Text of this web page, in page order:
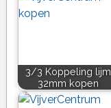
3/3 Koppeling lijm
32mm kopen